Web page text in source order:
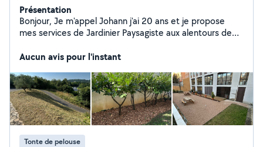
Présentation
Bonjour, Je m'appel Johann j'ai 20 ans et je propose
mes services de Jardinier Paysagiste aux alentours de
Cordialement.
Aucun avis pour l'instant
Tonte de pelouse